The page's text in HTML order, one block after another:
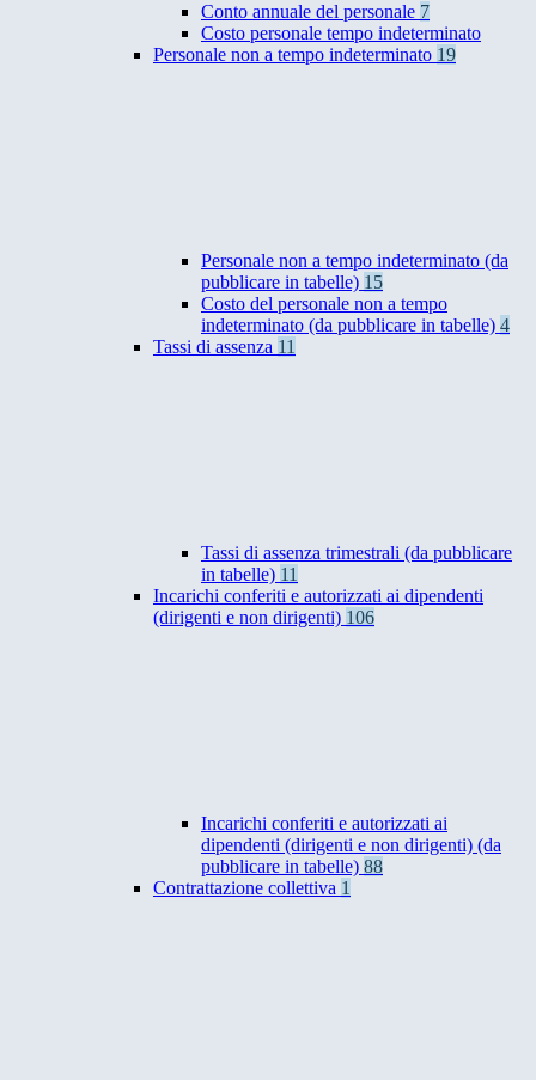
Conto annuale del personale 7
Costo personale tempo indeterminato
Personale non a tempo indeterminato 19
Personale non a tempo indeterminato (da
pubblicare in tabelle) 15
Costo del personale non a tempo
indeterminato (da pubblicare in tabelle) 4
Tassi di assenza 11
Tassi di assenza trimestrali (da pubblicare
in tabelle) 11
Incarichi conferiti e autorizzati ai dipendenti
(dirigenti e non dirigenti) 106
Incarichi conferiti e autorizzati ai
dipendenti (dirigenti e non dirigenti) (da
pubblicare in tabelle) 88
Contrattazione collettiva 1